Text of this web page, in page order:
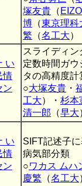
塚友貴 （ EIZO
博 （東京理科
繁 （名工大）
い
情
ン
スライディ
定数時間ガ
タの高精度計
○大塚友貴 ・
工大）・ 杉本
清一郎 （早大
い
情
ン
SIFT記述子
病気部分類
○ワカス ムハ
慶繁 （名工大